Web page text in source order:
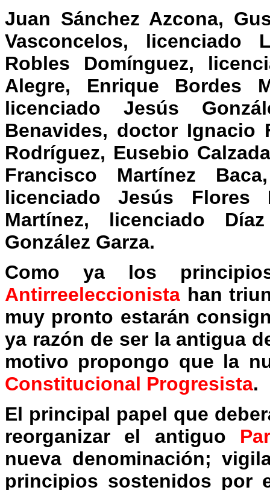
Juan Sánchez Azcona,
Vasconcelos, licenciado
Robles Domínguez,
Alegre, Enrique Bordes
licenciado Jesús
Benavides, doctor Ignacio
Rodríguez, Eusebio
Francisco Martínez
licenciado Jesús Flores
Martínez, licenciado
González Garza.
Como ya los
Antirreeleccionista han
muy pronto estarán
ya razón de ser la antigua
motivo propongo que la
Constitucional Progresista.
El principal papel que
reorganizar el antiguo
nueva denominación;
principios sostenidos por